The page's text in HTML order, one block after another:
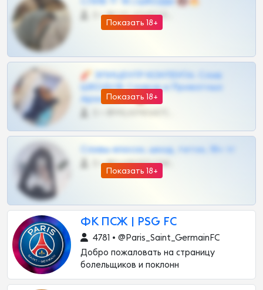
Показать 18+
0 •
Показать 18+
🧨 ЭПИЦЕНТР КОНТЕНТА: Слив
ШКОДОВ Сливов и Приватных
Архивов ТГ 🔞💎
Показать 18+
Сливы вписок, шкод, теток, 18+ тг
0 •
ФК ПСЖ | PSG FC
4781 • @Paris_Saint_GermainFC
Добро пожаловать на страницу
болельщиков и поклонн